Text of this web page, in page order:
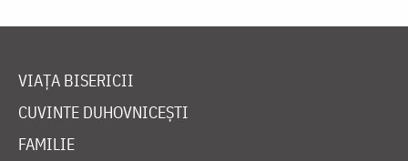
VIAȚA BISERICII
CUVINTE DUHOVNICEȘTI
FAMILIE